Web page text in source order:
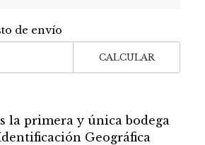
de envío
CALCULAR
la primera y única bodega
Geográfica